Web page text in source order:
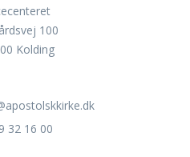
100
Kolding
32 16 00